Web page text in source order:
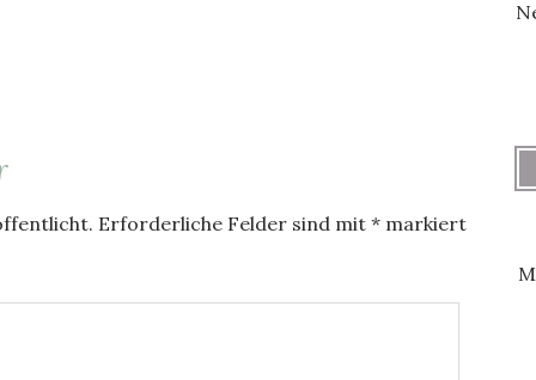
Erforderliche Felder sind mit * markiert